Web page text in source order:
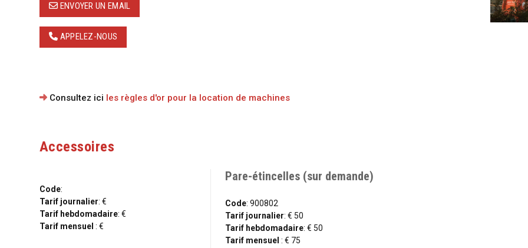
ENVOYER UN EMAIL
APPELEZ-NOUS
Consultez ici les règles d'or pour la location de machines
Accessoires
Code:
Tarif journalier: €
Tarif hebdomadaire: €
Tarif mensuel : €
Pare-étincelles (sur demande)
Code: 900802
Tarif journalier: € 50
Tarif hebdomadaire: € 50
Tarif mensuel : € 75